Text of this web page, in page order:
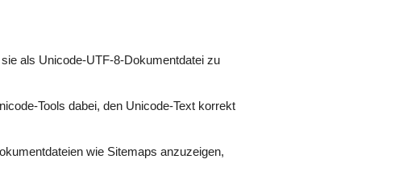
als Unicode-UTF-8-Dokumentdatei zu
Tools dabei, den Unicode-Text korrekt
wie Sitemaps anzuzeigen,